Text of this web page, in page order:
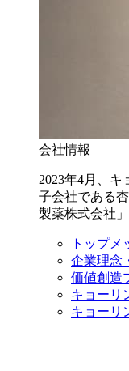
会社情報
2023年4月、
子会社である
製薬株式会社
トップメ
企業理念
価値創造
キョーリ
キョーリ